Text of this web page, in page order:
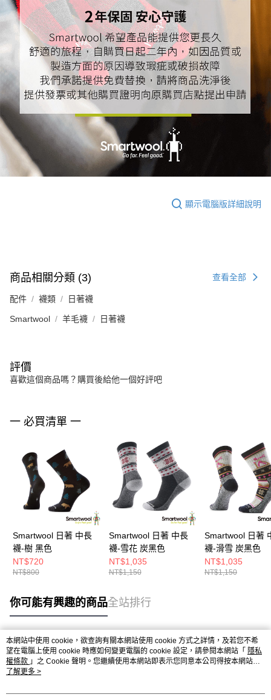
顯示電腦版詳細說明
商品相關分類 (3) 查看全部
配件 襪類 日著襪
Smartwool 羊毛襪 日著襪
評價
喜歡這個商品嗎？購買後給他一個好評吧
一 必買清單 一
Smartwool 日著 中長
襪-樹 黑色
NT$720
NT$800
Smartwool 日著 中長
襪-雪花 炭黑色
NT$1,035
NT$1,150
Smartwool 日著
襪-滑雪 炭黑色
NT$1,035
NT$1,150
你可能有興趣的商品全站排行
熱門標籤
本網站中使用 cookie，欲查詢有關本網站使用 cookie 方式之詳情，及若您不希
望在電腦上使用 cookie 時應如何變更電腦的 cookie 設定，請參閱本網站「 隱私
權條款 」之 Cookie 聲明。您繼續使用本網站即表示您同意本公司得按本網站使
用條款之 Cookie 聲明使用 cookie。
了解更多 >